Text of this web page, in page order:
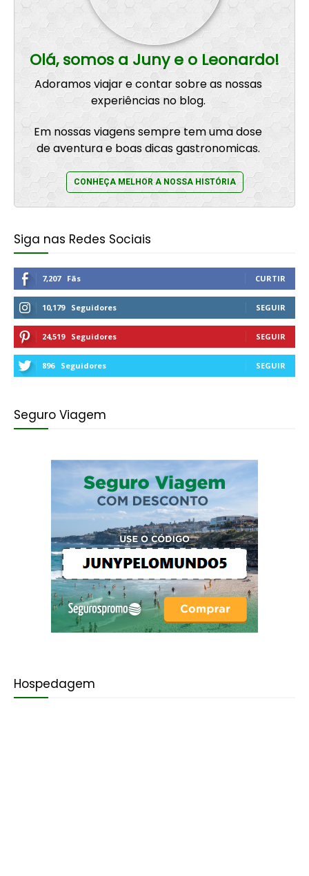
Olá, somos a Juny e o Leonardo!
Adoramos viajar e contar sobre as nossas
experiências no blog.
Em nossas viagens sempre tem uma dose
de aventura e boas dicas gastronomicas.
CONHEÇA MELHOR A NOSSA HISTÓRIA
Siga nas Redes Sociais
7,207 Fãs CURTIR
10,179 Seguidores SEGUIR
24,519 Seguidores SEGUIR
896 Seguidores SEGUIR
Seguro Viagem
Hospedagem